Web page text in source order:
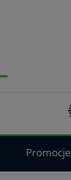
Promocje